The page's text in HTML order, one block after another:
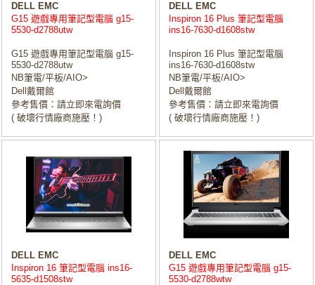
DELL EMC
G15 遊戲專用筆記型電腦 g15-
5530-d2788utw
G15 遊戲專用筆記型電腦 g15-
5530-d2788utw
NB筆電/平板/AIO>
Dell戴爾館
參考售價：請立即來電詢價
( 破壞行情廠商施壓！)
DELL EMC
Inspiron 16 Plus 筆記型電腦
ins16-7630-d1608stw
Inspiron 16 Plus 筆記型電腦
ins16-7630-d1608stw
NB筆電/平板/AIO>
Dell戴爾館
參考售價：請立即來電詢價
( 破壞行情廠商施壓！)
DELL EMC
Inspiron 16 筆記型電腦 ins16-
5635-d1508stw
DELL EMC
G15 遊戲專用筆記型電腦 g15-
5530-d2788wtw